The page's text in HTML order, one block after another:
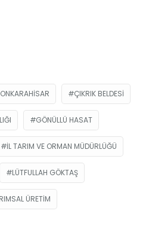
ÇIKRIK BELDESI
GÖNÜLLÜ HASAT
IL TARIM VE ORMAN MÜDÜRLÜĞÜ
LÜTFULLAH GÖKTAŞ
ÜRETIM